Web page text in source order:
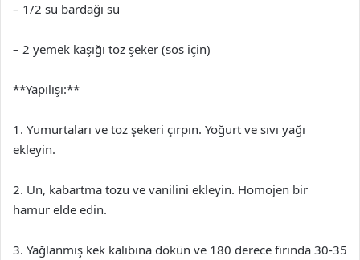
– 1/2 su bardağı su
– 2 yemek kaşığı toz şeker (sos için)
**Yapılışı:**
1. Yumurtaları ve toz şekeri çırpın. Yoğurt ve sıvı yağı
ekleyin.
2. Un, kabartma tozu ve vanilini ekleyin. Homojen bir
hamur elde edin.
3. Yağlanmış kek kalıbına dökün ve 180 derece fırında 30-35